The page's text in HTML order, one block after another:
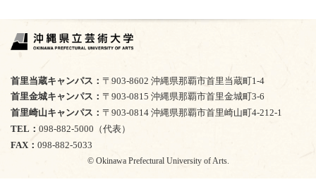
TEL
098-882-5000（代表）
FAX
098-882-5033
© Okinawa Prefectural University of Arts.
首里当蔵キャンパス
〒903-8602 沖縄県那覇市首里当蔵町1-4
首里金城キャンパス
〒903-0815 沖縄県那覇市首里金城町3-6
首里崎山キャンパス
〒903-0814 沖縄県那覇市首里崎山町4-212-1